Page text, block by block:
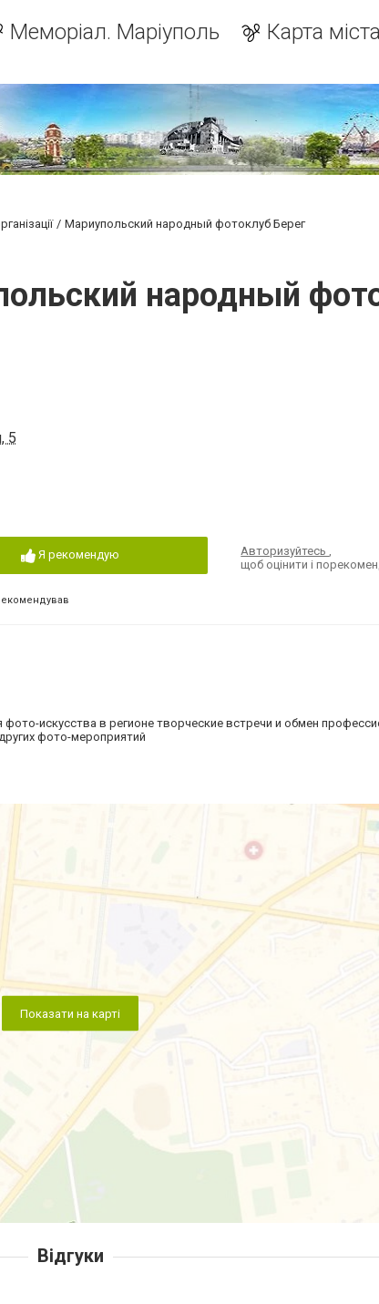
Меморіал. Маріуполь Карта міста
Мариупольский народный фотоклуб Берег
народный
5
Я рекомендую Авторизуйтесь,
щоб оцінити і
фото-искусства в регионе творческие встречи и обмен
фото-мероприятий
Показати на карті
Відгуки